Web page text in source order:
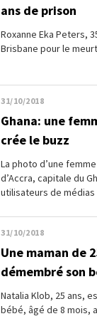
ans de prison
Roxanne Eka Peters,
Brisbane pour le
31/10/2018
Ghana: une
crée le buzz
La photo d’une
d’Accra, capitale du
utilisateurs de médias
31/10/2018
Une maman de
démembré son
Natalia Klob, 25 ans,
bébé, âgé de 8 mois,